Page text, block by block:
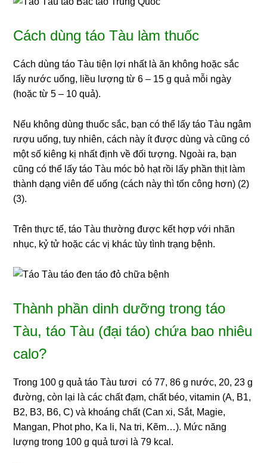
Cách dùng táo Tàu làm thuốc
Cách dùng táo Tàu tiện lợi nhất là ăn không hoặc sắc
lấy nước uống, liều lượng từ 6 – 15 g quả mỗi ngày
(hoặc từ 5 – 10 quả).
Nếu không dùng thuốc sắc, bạn có thể lấy táo Tàu ngâm
rượu uống, tuy nhiên, cách này ít được dùng và cũng có
một số kiêng kị nhất định về đối tượng. Ngoài ra, bạn
cũng có thể lấy táo Tàu móc bỏ hạt rồi lấy phần thịt làm
thành dạng viên để uống (cách này thì tốn công hơn) (2)
(3).
Trên thực tế, táo Tàu thường được kết hợp với nhãn
nhục, kỷ tử hoặc các vị khác tùy tình trạng bệnh.
Thành phần dinh dưỡng trong táo
Tàu, táo Tàu (đại táo) chứa bao nhiêu
calo?
Trong 100 g quả táo Tàu tươi có 77, 86 g nước, 20, 23 g
đường, còn lại là các chất đạm, chất béo, vitamin (A, B1,
B2, B3, B6, C) và khoáng chất (Can xi, Sắt, Magie,
Mangan, Phot pho, Ka li, Na tri, Kẽm…). Mức năng
lượng trong 100 g quả tươi là 79 kcal.